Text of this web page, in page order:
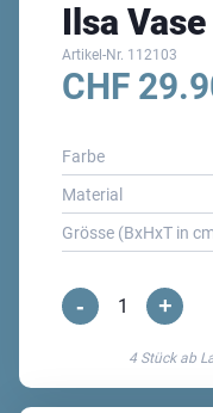
Ilsa Vase
Artikel-Nr. 112103
CHF
Farbe
Material
Grösse (BxHxT in
-
Ilsa
Menge
+
4 Stück ab